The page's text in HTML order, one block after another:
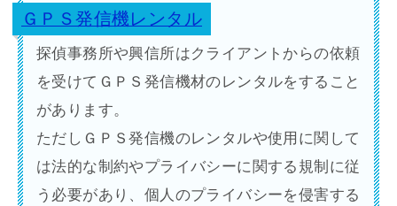
ＧＰＳ発信機レンタル
探偵事務所や興信所はクライアントからの依頼
を受けてＧＰＳ発信機材のレンタルをすること
があります。
ただしＧＰＳ発信機のレンタルや使用に関して
は法的な制約やプライバシーに関する規制に従
う必要があり、個人のプライバシーを侵害する